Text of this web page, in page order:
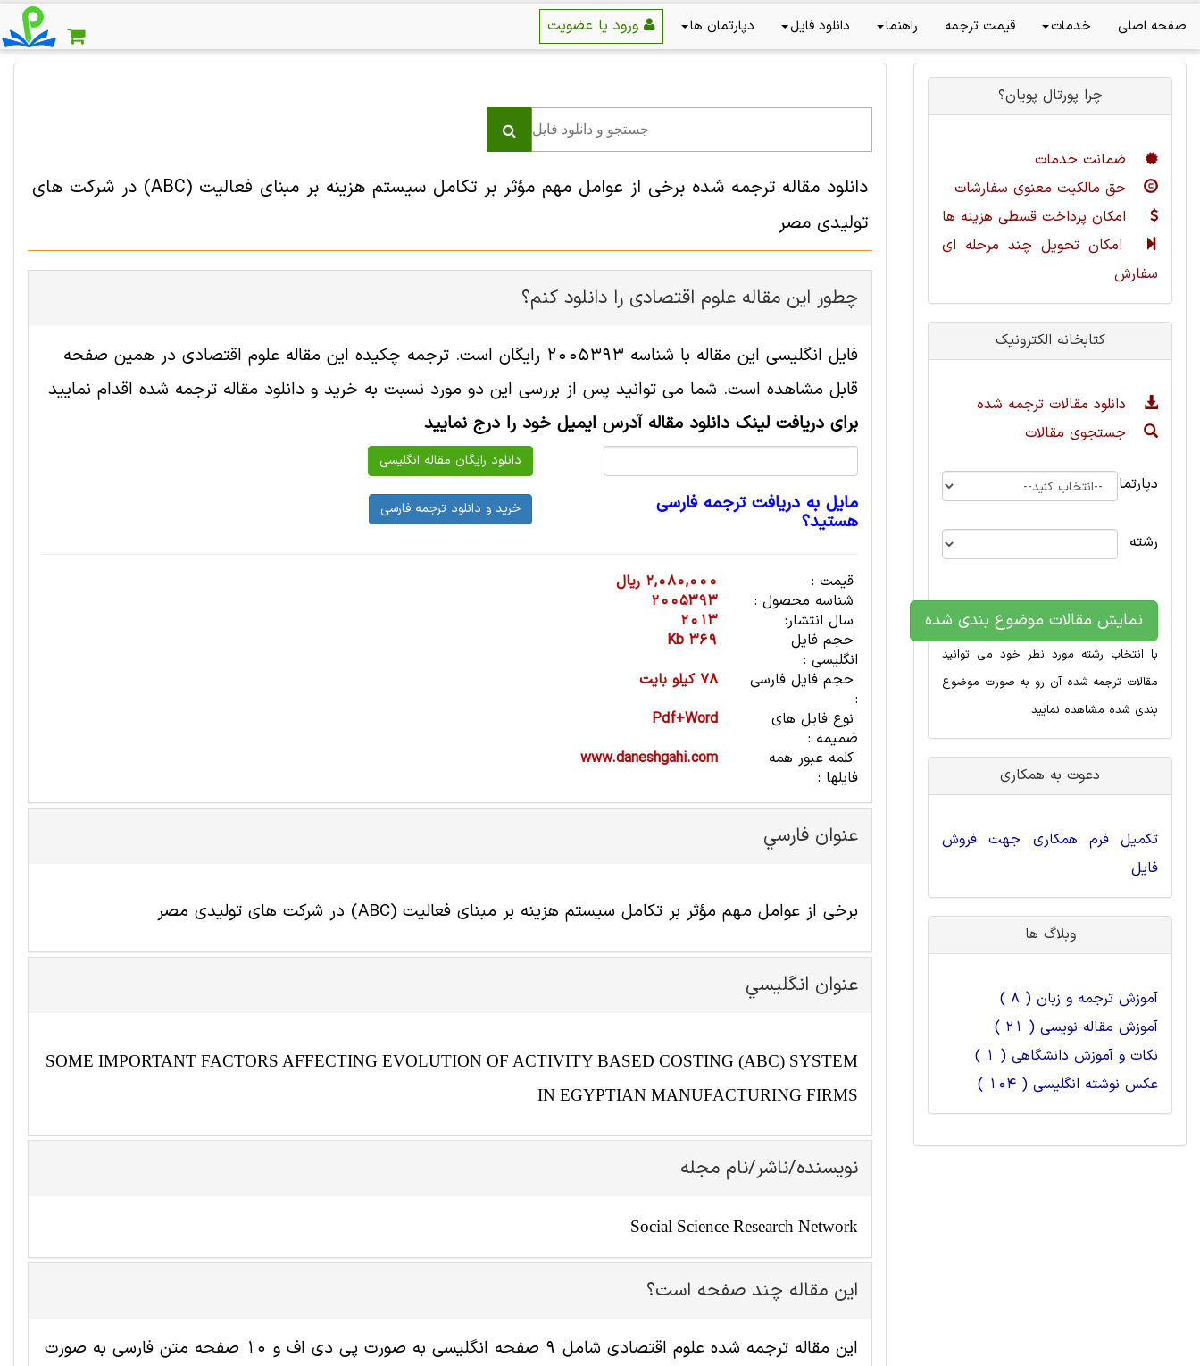
صفحه اصلی خدمات قیمت ترجمه راهنما دانلود فایل دپارتمان ها
دانلود مقاله ترجمه شده برخی از عوامل مهم مؤثر بر تکامل سیستم هزینه بر مبنای فعالیت (ABC) در شرکت های
تولیدی مصر
چطور این مقاله علوم اقتصادی را دانلود کنم؟
فایل انگلیسی این مقاله با شناسه 2005393 رایگان است. ترجمه چکیده این مقاله علوم اقتصادی در همین صفحه
قابل مشاهده است. شما می توانید پس از بررسی این دو مورد نسبت به خرید و دانلود مقاله ترجمه شده اقدام نمایید
برای دریافت لینک دانلود مقاله آدرس ایمیل خود را درج نمایید
مایل به دریافت ترجمه فارسی
هستید؟
قیمت :
2,080,000 ریال
شناسه محصول :
2005393
سال انتشار:
2013
حجم فایل
انگلیسی :
369 Kb
حجم فایل فارسی
:
78 کیلو بایت
نوع فایل های
ضمیمه :
Pdf+Word
کلمه عبور همه
فایلها :
www.daneshgahi.com
عنوان فارسي
برخی از عوامل مهم مؤثر بر تکامل سیستم هزینه بر مبنای فعالیت (ABC) در شرکت های تولیدی مصر
عنوان انگليسي
SOME IMPORTANT FACTORS AFFECTING EVOLUTION OF ACTIVITY BASED COSTING (ABC) SYSTEM
IN EGYPTIAN MANUFACTURING FIRMS
نویسنده/ناشر/نام مجله
Social Science Research Network
این مقاله چند صفحه است؟
این مقاله ترجمه شده علوم اقتصادی شامل 9 صفحه انگلیسی به صورت پی دی اف و 10 صفحه متن فارسی به صورت
چرا پورتال پویان؟
ضمانت خدمات
حق مالکیت معنوی سفارشات
امکان پرداخت قسطی هزینه ها
امکان تحویل چند مرحله ای
سفارش
کتابخانه الکترونیک
دانلود مقالات ترجمه شده
جستجوی مقالات
دپارتمان
رشته
نمایش مقالات موضوع بندی شده
با انتخاب رشته مورد نظر خود می توانید
مقالات ترجمه شده آن رو به صورت موضوع
بندی شده مشاهده نمایید
دعوت به همکاری
تکمیل فرم همکاری جهت فروش
فایل
وبلاگ ها
آموزش ترجمه و زبان ( 8 )
آموزش مقاله نویسی ( 21 )
نکات و آموزش دانشگاهی ( 1 )
عکس نوشته انگلیسی ( 104 )